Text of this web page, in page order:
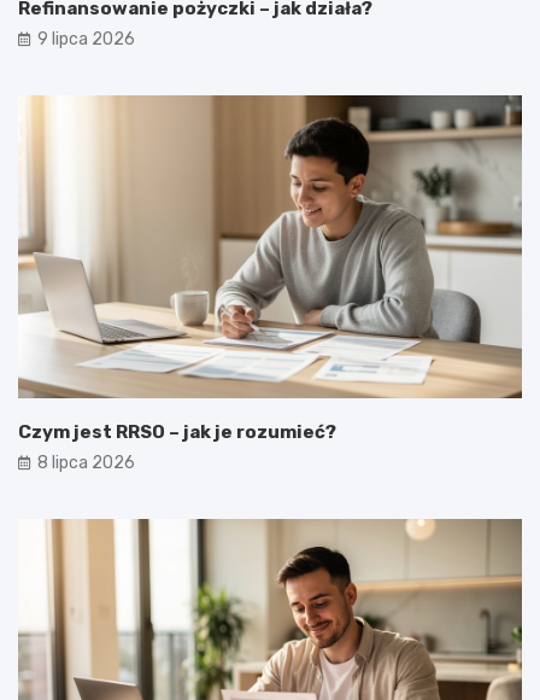
Refinansowanie pożyczki – jak działa?
9 lipca 2026
Czym jest RRSO – jak je rozumieć?
8 lipca 2026